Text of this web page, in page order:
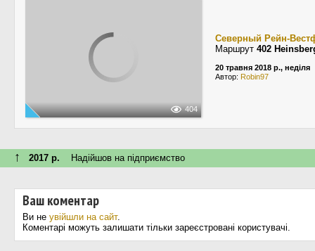
404
Северный Рейн-
Маршрут 402
20 травня 2018 р., неділя
Автор: Robin97
↑ 2017 р. Надійшов на підприємство
Ваш коментар
Ви не увійшли на сайт.
Коментарі можуть залишати тільки зареєстровані користувачі.